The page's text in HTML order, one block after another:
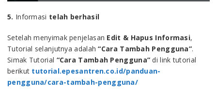
5. Informasi telah berhasil
Setelah menyimak penjelasan Edit & Hapus Informasi,
Tutorial selanjutnya adalah“Cara Tambah Pengguna”.
Simak Tutorial “Cara Tambah Pengguna” di link tutorial
berikut tutorial.epesantren.co.id/panduan-
pengguna/cara-tambah-pengguna/